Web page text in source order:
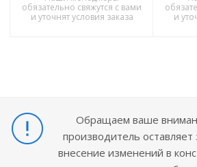
обязательно свяжутся с вами
и уточнят условия заказа
и
Обращаем ваше
производитель оставляет
внесение изменений в